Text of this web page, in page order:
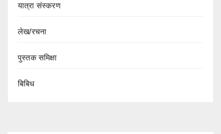
यात्रा संस्करण
लेख/रचना
पुस्तक समिक्षा
बिबिध